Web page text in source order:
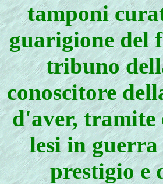
tamponi
guarigione del
tribuno
conoscitore
d'aver,
lesi in
prestigio e